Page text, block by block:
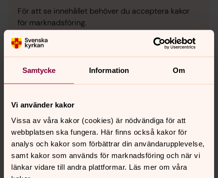
Samtycke Information Om
Vi använder kakor
Vissa av våra kakor (cookies) är nödvändiga för att
webbplatsen ska fungera. Här finns också kakor för
analys och kakor som förbättrar din användarupplevelse,
samt kakor som används för marknadsföring och när vi
länkar vidare till andra plattformar. Läs mer om våra
För att se innehållet behöver du acceptera kakor
för marknadsföring.
Ändra dina marknadsföring för kakor